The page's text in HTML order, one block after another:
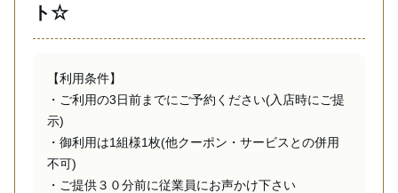
ト☆
【利用条件】
・ご利用の3日前までにご予約ください(入店時にご提
示)
・御利用は1組様1枚(他クーポン・サービスとの併用
不可)
・ご提供３０分前に従業員にお声かけ下さい